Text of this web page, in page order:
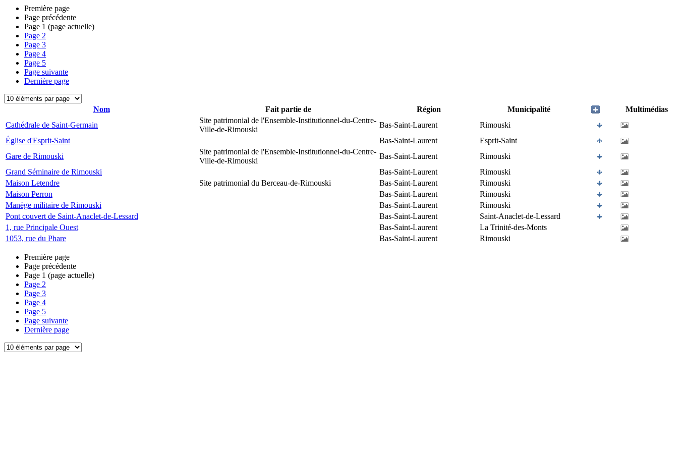
Première page
Page précédente
Page 1 (page actuelle)
Page 2
Page 3
Page 4
Page 5
Page suivante
Dernière page
Nom Fait partie de Région Municipalité
Multimédias
Cathédrale de Saint-Germain
Site patrimonial de l'Ensemble-Institutionnel-du-Centre-
Ville-de-Rimouski
Bas-Saint-Laurent
Rimouski
Église d'Esprit-Saint
Bas-Saint-Laurent
Esprit-Saint
Gare de Rimouski
Site patrimonial de l'Ensemble-Institutionnel-du-Centre-
Ville-de-Rimouski
Bas-Saint-Laurent
Rimouski
Grand Séminaire de Rimouski
Bas-Saint-Laurent
Rimouski
Maison Letendre
Site patrimonial du Berceau-de-Rimouski Bas-Saint-Laurent
Rimouski
Maison Perron
Bas-Saint-Laurent
Rimouski
Manège militaire de Rimouski
Bas-Saint-Laurent
Rimouski
Pont couvert de Saint-Anaclet-de-Lessard
Bas-Saint-Laurent
Saint-Anaclet-de-Lessard
1, rue Principale Ouest
Bas-Saint-Laurent
La Trinité-des-Monts
1053, rue du Phare
Bas-Saint-Laurent Rimouski
Première page
Page précédente
Page 1 (page actuelle)
Page 2
Page 3
Page 4
Page 5
Page suivante
Dernière page